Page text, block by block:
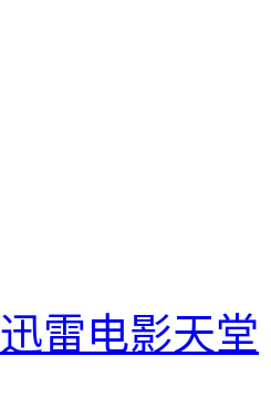
迅雷电影天堂